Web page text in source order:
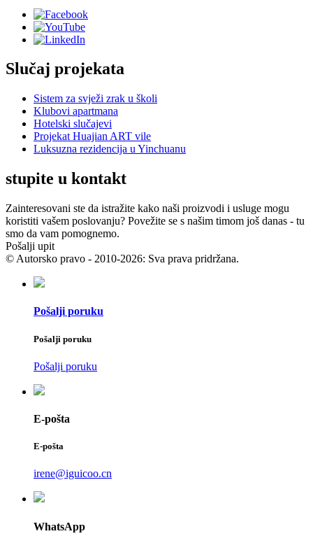
Slučaj projekata
Sistem za svježi zrak u školi
Klubovi apartmana
Hotelski slučajevi
Projekat Huajian ART vile
Luksuzna rezidencija u Yinchuanu
stupite u kontakt
Zainteresovani ste da istražite kako naši proizvodi i usluge mogu
koristiti vašem poslovanju? Povežite se s našim timom još danas - tu
smo da vam pomognemo.
Pošalji upit
© Autorsko pravo - 2010-2026: Sva prava pridržana.
Pošalji poruku
Pošalji poruku
Pošalji poruku
E-pošta
E-pošta
irene@iguicoo.cn
WhatsApp